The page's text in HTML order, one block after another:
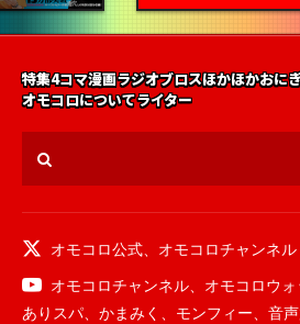
特集4コマ漫画ラジオブロスほかほかおに
オモコロについてライター
オモコロ公式
オモコロチャンネル
オモコロチャンネル
オモコロウ
ありスパ
かまみく モンフィー
音